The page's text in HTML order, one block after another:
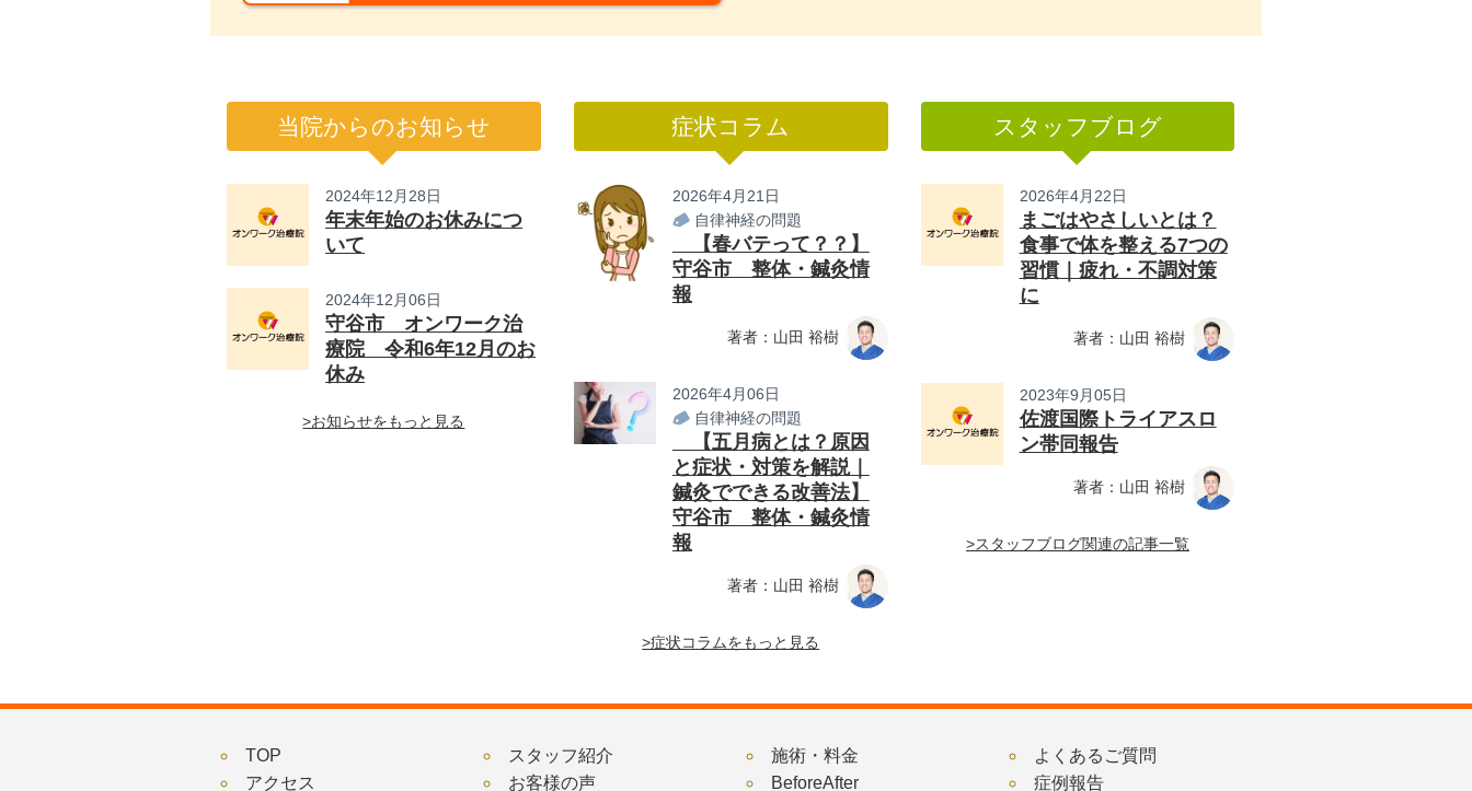
当院からのお知らせ
2024年12月28日
年末年始のお休みにつ
いて
2024年12月06日
守谷市 オンワーク治
療院 令和6年12月のお
休み
>お知らせをもっと見る
症状コラム
2026年4月21日
自律神経の問題
【春バテって？？】
守谷市 整体・鍼灸情
報
著者：山田 裕樹
2026年4月06日
自律神経の問題
【五月病とは？原因
と症状・対策を解説｜
鍼灸でできる改善法】
守谷市 整体・鍼灸情
報
著者：山田 裕樹
>症状コラムをもっと見る
スタッフブログ
2026年4月22日
まごはやさしいとは？
食事で体を整える7つの
習慣｜疲れ・不調対策
に
著者：山田 裕樹
2023年9月05日
佐渡国際トライアスロ
ン帯同報告
著者：山田 裕樹
>スタッフブログ関連の記事一覧
TOP スタッフ紹介 施術・料金
よくあるご質問
アクセス
お客様の声 BeforeAfter 症例報告